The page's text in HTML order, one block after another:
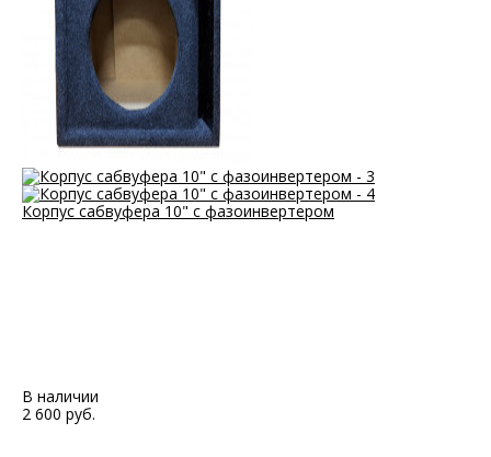
Корпус сабвуфера 10" с фазоинвертером
В наличии
2 600 руб.